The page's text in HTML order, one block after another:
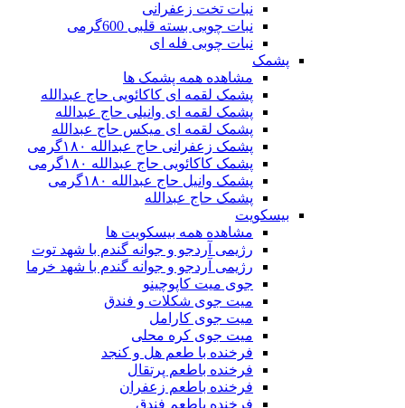
نبات تخت زعفرانی
نبات چوبی بسته قلبی 600گرمی
نبات چوبی فله ای
پشمک
مشاهده همه پشمک ها
پشمک لقمه ای کاکائویی حاج عبدالله
پشمک لقمه ای وانیلی حاج عبدالله
پشمک لقمه ای میکس حاج عبدالله
پشمک زعفرانی حاج عبدالله ۱۸۰گرمی
پشمک کاکائویی حاج عبدالله ۱۸۰گرمی
پشمک وانیل حاج عبدالله ۱۸۰گرمی
پشمک حاج عبدالله
بیسکویت
مشاهده همه بیسکویت ها
رژیمی آردجو و جوانه گندم با شهد توت
رژیمی آردجو و جوانه گندم با شهد خرما
جوی میت کاپوچینو
میت جوی شکلات و فندق
میت جوی کارامل
میت جوی کره محلی
فرخنده با طعم هل و کنجد
فرخنده باطعم پرتقال
فرخنده باطعم زعفران
فرخنده باطعم فندق